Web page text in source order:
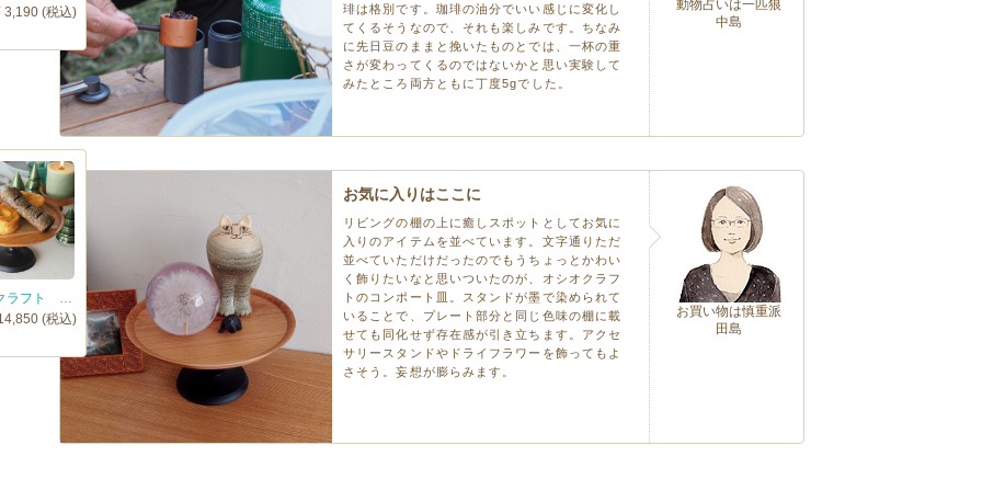
琲は格別です。珈琲の油分でいい感じに変化し
てくるそうなので、それも楽しみです。ちなみ
に先日豆のままと挽いたものとでは、一杯の重
さが変わってくるのではないかと思い実験して
みたところ両方ともに丁度5gでした。
動物占いは一匹狼
中島
3,190 (税込)
お気に入りはここに
リビングの棚の上に癒しスポットとしてお気に
入りのアイテムを並べています。文字通りただ
並べていただけだったのでもうちょっとかわい
く飾りたいなと思いついたのが、オシオクラフ
トのコンポート皿。スタンドが墨で染められて
いることで、プレート部分と同じ色味の棚に載
せても同化せず存在感が引き立ちます。アクセ
サリースタンドやドライフラワーを飾ってもよ
さそう。妄想が膨らみます。
お買い物は慎重派
田島
オシオクラフト コンポート皿 黒染め 桜 / osio craft
(税込)